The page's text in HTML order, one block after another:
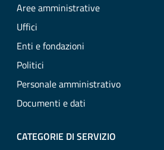
Aree amministrative
Uffici
Enti e fondazioni
Politici
Personale amministrativo
Documenti e dati
CATEGORIE DI SERVIZIO